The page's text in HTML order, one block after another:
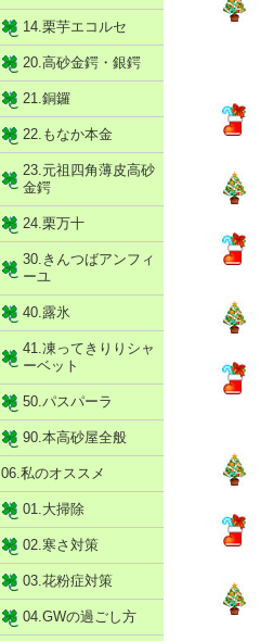
14.栗芋エコルセ
20.高砂金鍔・銀鍔
21.銅鑼
22.もなか本金
23.元祖四角薄皮高砂
金鍔
24.栗万十
30.きんつばアンフィ
ーユ
40.露氷
41.凍ってきりりシャ
ーベット
50.パスパーラ
90.本高砂屋全般
06.私のオススメ
01.大掃除
02.寒さ対策
03.花粉症対策
04.GWの過ごし方